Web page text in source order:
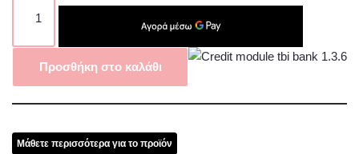
Προσθήκη στο καλάθι
Μάθετε περισσότερα για το προϊόν